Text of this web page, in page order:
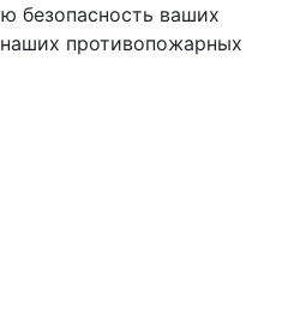
безопасность ваших
противопожарных